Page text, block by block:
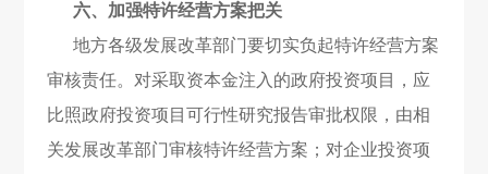
六、加强特许经营方案把关
地方各级发展改革部门要切实负起特许经营方案
审核责任。对采取资本金注入的政府投资项目，应
比照政府投资项目可行性研究报告审批权限，由相
关发展改革部门审核特许经营方案；对企业投资项